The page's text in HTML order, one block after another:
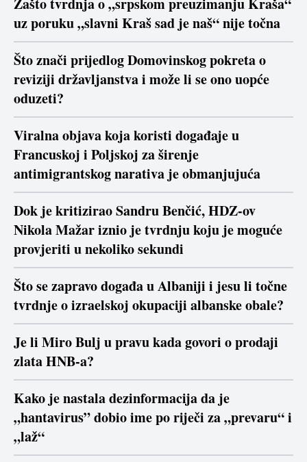
uz poruku „slavni Kraš sad je naš“ nije točna
Što znači prijedlog Domovinskog pokreta o
reviziji državljanstva i može li se ono uopće
oduzeti?
Viralna objava koja koristi događaje u
Francuskoj i Poljskoj za širenje
antimigrantskog narativa je obmanjujuća
Dok je kritizirao Sandru Benčić, HDZ-ov
Nikola Mažar iznio je tvrdnju koju je moguće
provjeriti u nekoliko sekundi
Što se zapravo događa u Albaniji i jesu li točne
tvrdnje o izraelskoj okupaciji albanske obale?
Je li Miro Bulj u pravu kada govori o prodaji
zlata HNB-a?
Kako je nastala dezinformacija da je
„hantavirus” dobio ime po riječi za „prevaru“ i
„laž“